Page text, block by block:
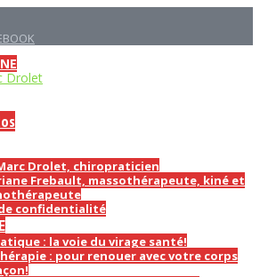
Drolet, chiropraticien
Frebault, massothérapeute, kiné et
confidentialité
: la voie du virage santé!
: pour renouer avec votre corps